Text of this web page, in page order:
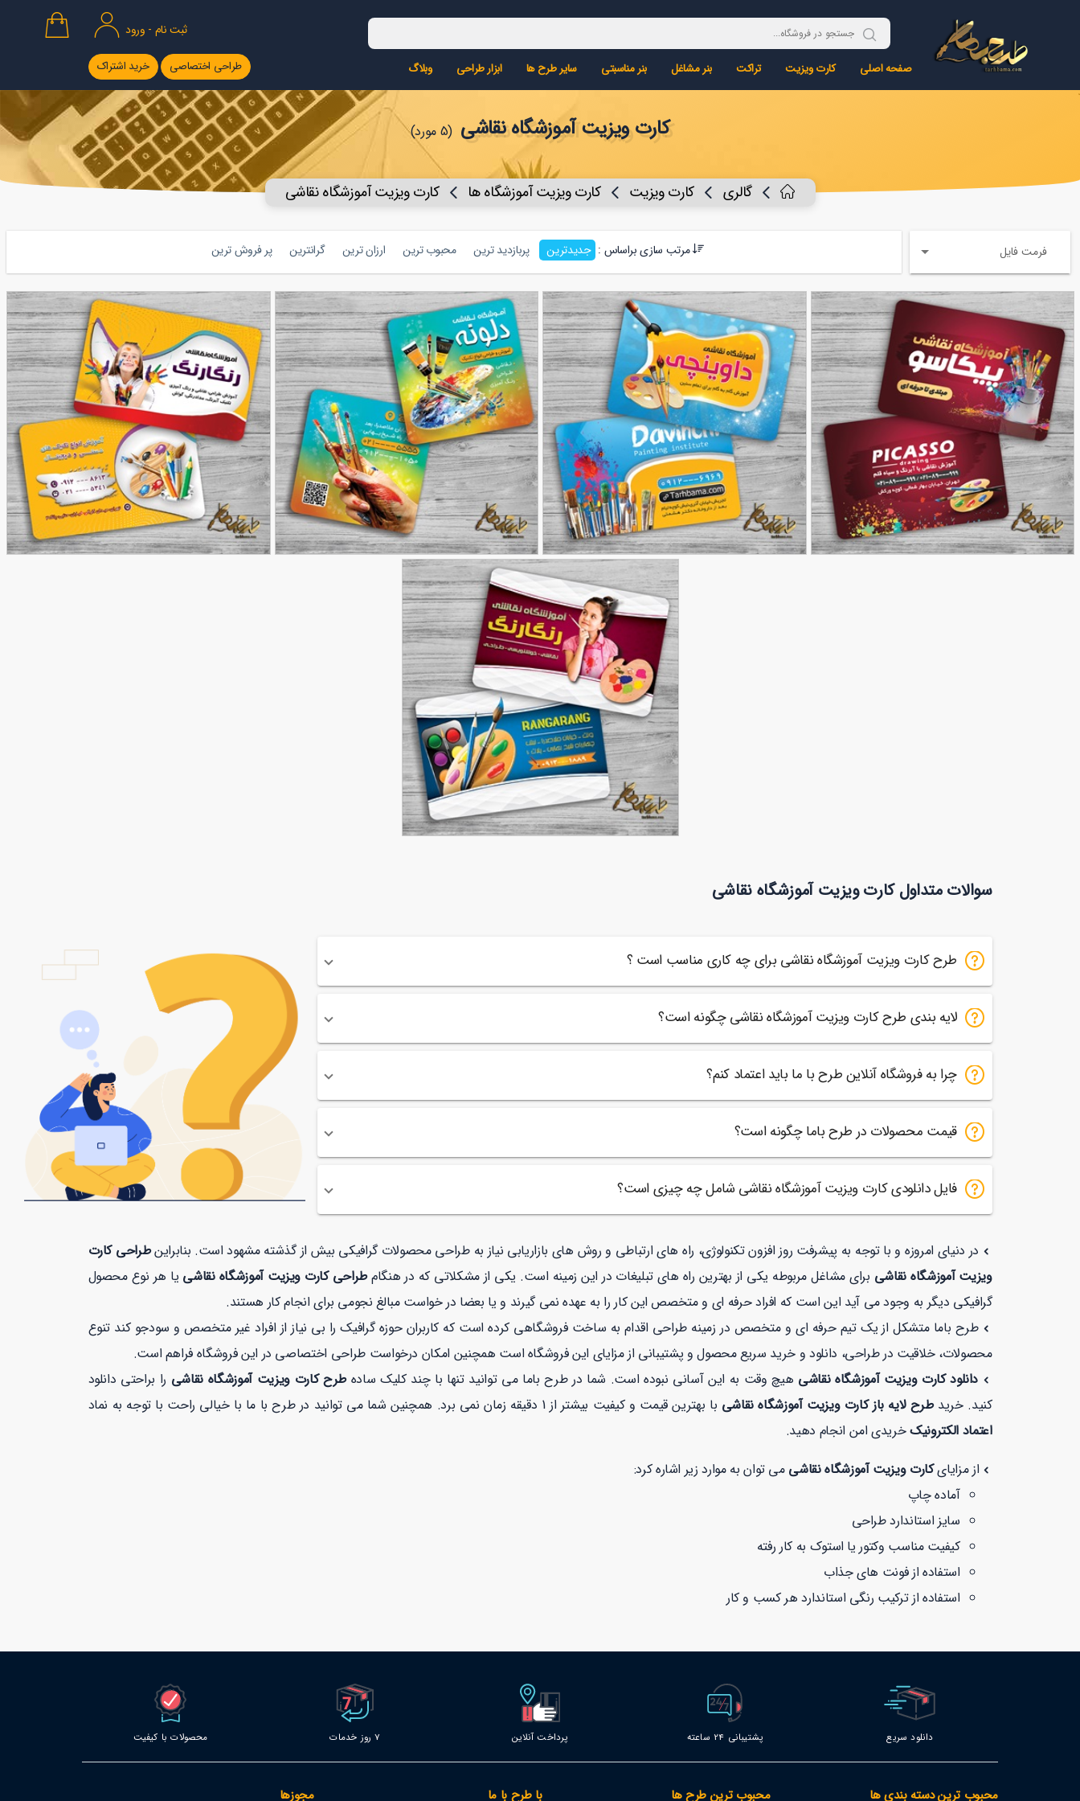
ثبت نام - ورود
صفحه اصلی کارت ویزیت تراکت بنر مشاغل بنر مناسبتی سایر طرح ها ابزار طراحی وبلاگ طراحی اختصاصی خرید اشتراک
کارت ویزیت آموزشگاه نقاشی (5 مورد)
گالری کارت ویزیت کارت ویزیت آموزشگاه ها کارت ویزیت آموزشگاه نقاشی
فرمت فایل مرتب سازی براساس : جدیدترین پربازدید ترین محبوب ترین ارزان ترین گرانترین پر فروش ترین
طرح کارت ویزیت آموزشگاه نقاشی
90,000
طرح کارت ویزیت آموزشگاه نقاشی
120
سوالات متداول کارت ویزیت آموزشگاه نقاشی
طرح کارت ویزیت آموزشگاه نقاشی برای چه کاری مناسب است ؟
لایه بندی طرح کارت ویزیت آموزشگاه نقاشی چگونه است؟
چرا به فروشگاه آنلاین طرح با ما باید اعتماد کنم؟
قیمت محصولات در طرح باما چگونه است؟
فایل دانلودی کارت ویزیت آموزشگاه نقاشی شامل چه چیزی است؟
در دنیای امروزه و با توجه به پیشرفت روز افزون تکنولوژی، راه های ارتباطی و روش های بازاریابی نیاز به طراحی محصولات گرافیکی بیش از گذشته مشهود است. بنابراینطراحی کارت
ویزیت آموزشگاه نقاشی برای مشاغل مربوطه یکی از بهترین راه های تبلیغات در این زمینه است. یکی از مشکلاتی که در هنگامطراحی کارت ویزیت آموزشگاه نقاشی یا هر نوع محصول
گرافیکی دیگر به وجود می آید این است که افراد حرفه ای و متخصص این کار را به عهده نمی گیرند و یا بعضا در خواست مبالغ نجومی برای انجام کار هستند.
طرح باما متشکل از یک تیم حرفه ای و متخصص در زمینه طراحی اقدام به ساخت فروشگاهی کرده است که کاربران حوزه گرافیک را بی نیاز از افراد غیر متخصص و سودجو کند تنوع
محصولات، خلاقیت در طراحی، دانلود و خرید سریع محصول و پشتیبانی از مزایای این فروشگاه است همچنین امکان درخواست طراحی اختصاصی در این فروشگاه فراهم است.
دانلود کارت ویزیت آموزشگاه نقاشی هیچ وقت به این آسانی نبوده است. شما در طرح باما می توانید تنها با چند کلیک سادهطرح کارت ویزیت آموزشگاه نقاشی را براحتی دانلود
کنید. خریدطرح لایه باز کارت ویزیت آموزشگاه نقاشی با بهترین قیمت و کیفیت بیشتر از 1 دقیقه زمان نمی برد. همچنین شما می توانید در طرح با ما با خیالی راحت با توجه به نماد
اعتماد الکترونیکخریدی امن انجام دهید.
از مزایایکارت ویزیت آموزشگاه نقاشی می توان به موارد زیر اشاره کرد:
آماده چاپ
سایز استاندارد طراحی
کیفیت مناسب وکتور یا استوک به کار رفته
استفاده از فونت های جذاب
استفاده از ترکیب رنگی استاندارد هر کسب و کار
دانلود سریع پشتیبانی 24 ساعته پرداخت آنلاین 7 روز خدمات محصولات با کیفیت
محبوب ترین دسته بندی ها محبوب ترین طرح ها با طرح با ما مجوزها